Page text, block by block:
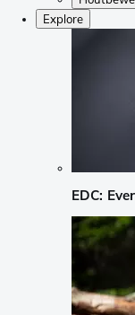
Explore
EDC: